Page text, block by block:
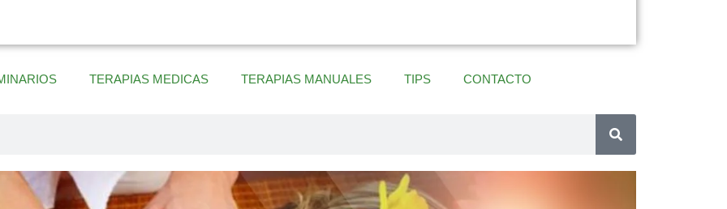
TERAPIAS MEDICAS TERAPIAS MANUALES TIPS CONTACTO